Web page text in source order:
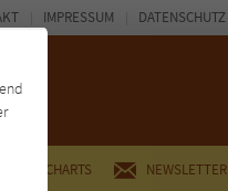
CHARTS NEWSLETTER
IMPRESSUM DATENSCHUTZ